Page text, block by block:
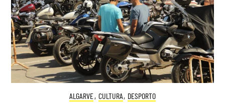
ALGARVE, CULTURA, DESPORTO